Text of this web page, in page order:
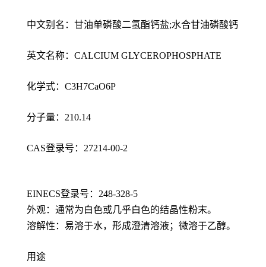
中文别名：甘油单磷酸二氢酯钙盐;水合甘油磷酸钙
英文名称：CALCIUM GLYCEROPHOSPHATE
化学式：C3H7CaO6P
分子量：210.14
CAS登录号：27214-00-2
EINECS登录号：248-328-5
外观：通常为白色或几乎白色的结晶性粉末。
溶解性：易溶于水，形成澄清溶液；微溶于乙醇。
用途